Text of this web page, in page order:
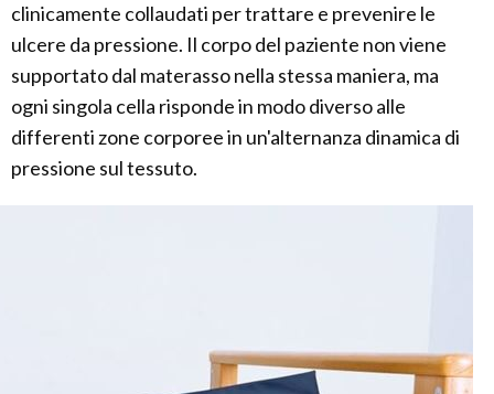
clinicamente collaudati per trattare e prevenire le
ulcere da pressione. Il corpo del paziente non viene
supportato dal materasso nella stessa maniera, ma
ogni singola cella risponde in modo diverso alle
differenti zone corporee in un'alternanza dinamica di
pressione sul tessuto.